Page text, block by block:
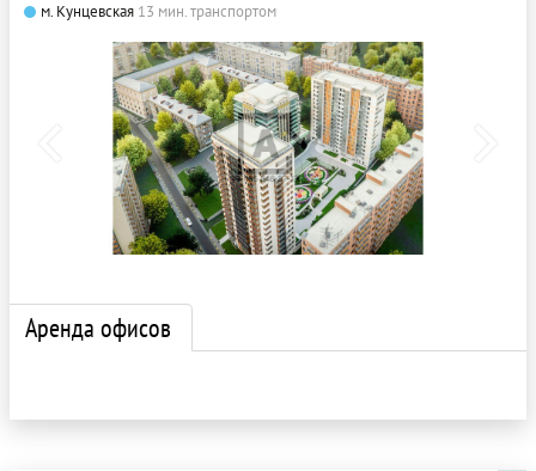
м. Кунцевская 13 мин. транспортом
Аренда офисов